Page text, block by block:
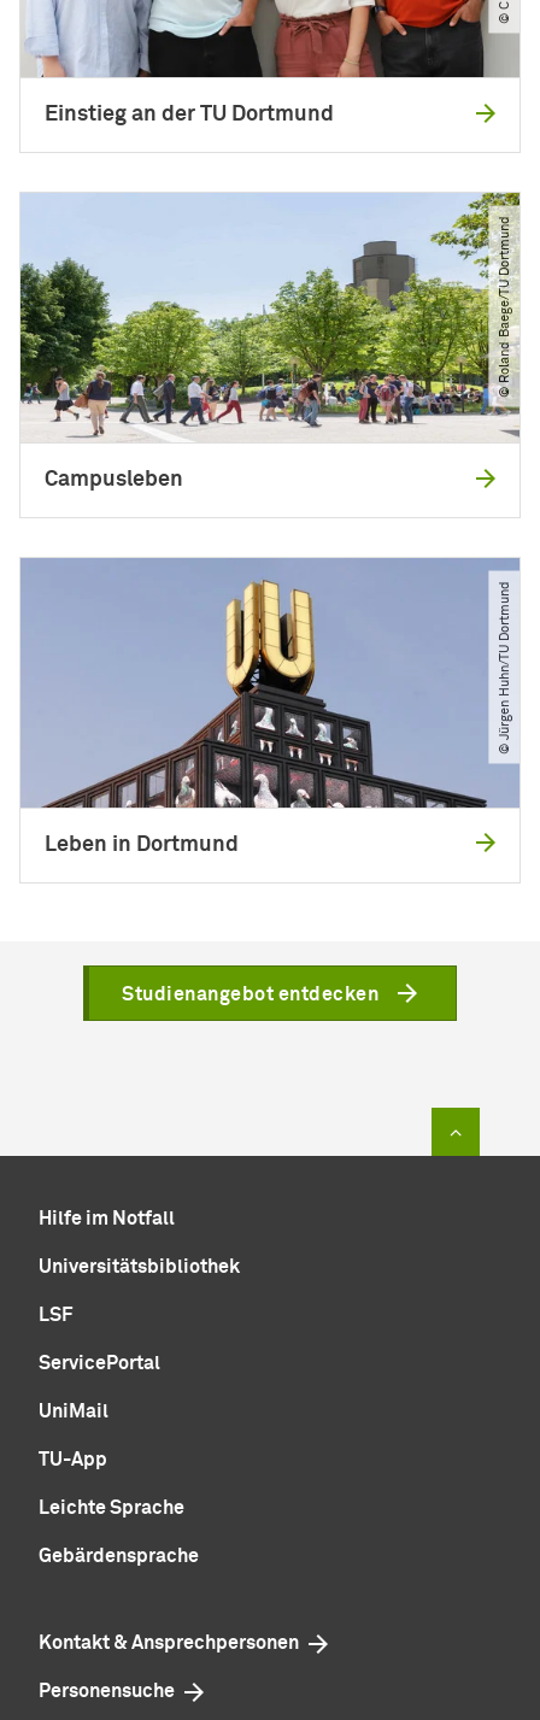
Einstieg an der TU Dortmund
© Roland Baege​/​TU Dortmund
Campusleben
© Jürgen Huhn​/​TU Dortmund
Leben in Dortmund
Studienangebot entdecken
Hilfe im Notfall
Universitätsbibliothek
LSF
ServicePortal
UniMail
TU-App
Leichte Sprache
Gebärdensprache
Kontakt & Ansprechpersonen
Personensuche